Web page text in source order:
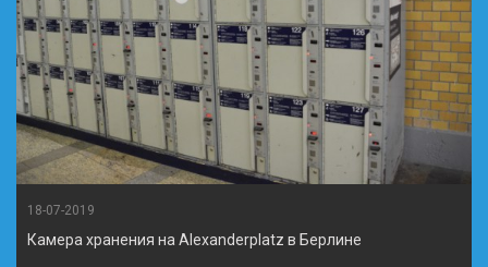
18-07-2019
Камера хранения на Alexanderplatz в Берлине